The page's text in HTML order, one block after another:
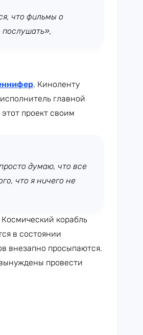
что фильмы о
. Киноленту
главной
проект своим
думаю, что все
что я ничего не
корабль
в состоянии
внезапно просыпаются.
провести